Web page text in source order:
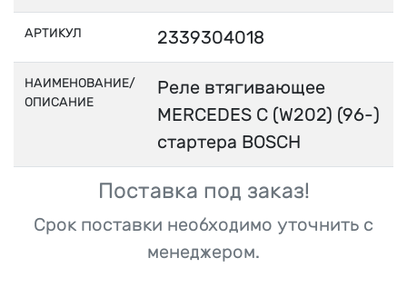
АРТИКУЛ 2339304018
НАИМЕНОВАНИЕ/
ОПИСАНИЕ
Реле втягивающее
MERCEDES C (W202) (96-)
стартера BOSCH
Поставка под заказ!
Срок поставки необходимо уточнить с
менеджером.